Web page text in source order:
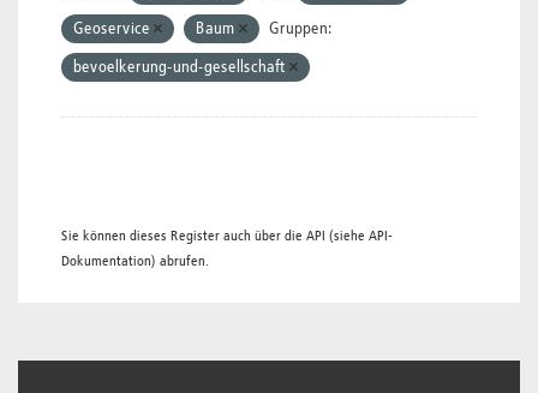
Geoservice Baum Gruppen:
bevoelkerung-und-gesellschaft
Sie können dieses Register auch über die API (siehe API-
Dokumentation) abrufen.